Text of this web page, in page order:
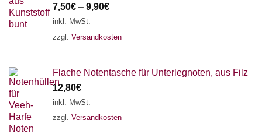
7,50€ – 9,90€
inkl. MwSt.
zzgl. Versandkosten
Flache Notentasche für Unterlegnoten, aus Filz
12,80€
inkl. MwSt.
zzgl. Versandkosten